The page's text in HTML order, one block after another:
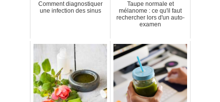
Comment diagnostiquer
une infection des sinus
Taupe normale et
mélanome : ce qu'il faut
rechercher lors d'un auto-
examen